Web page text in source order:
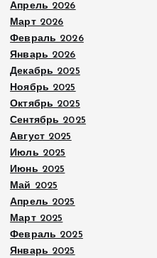
Апрель 2026
Март 2026
Февраль 2026
Январь 2026
Декабрь 2025
Ноябрь 2025
Октябрь 2025
Сентябрь 2025
Август 2025
Июль 2025
Июнь 2025
Май 2025
Апрель 2025
Март 2025
Февраль 2025
Январь 2025